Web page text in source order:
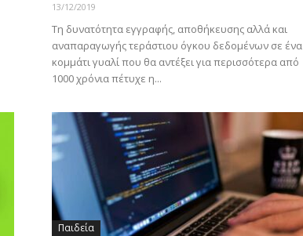
13/12/2019
Τη δυνατότητα εγγραφής, αποθήκευσης αλλά και
αναπαραγωγής τεράστιου όγκου δεδομένων σε ένα
κομμάτι γυαλί που θα αντέξει για περισσότερα από
1000 χρόνια πέτυχε η...
Παιδεία